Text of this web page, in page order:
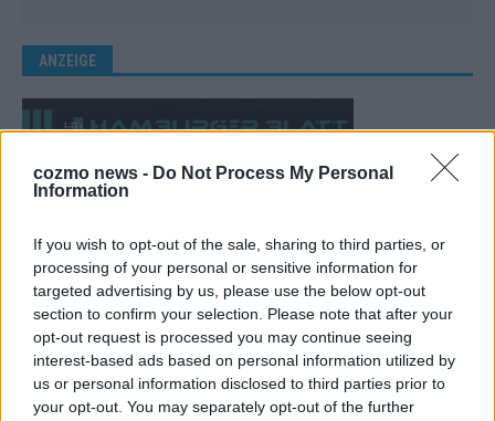
cozmo news - Do Not Process My Personal
Information
If you wish to opt-out of the sale, sharing to third parties, or
processing of your personal or sensitive information for
targeted advertising by us, please use the below opt-out
section to confirm your selection. Please note that after your
opt-out request is processed you may continue seeing
interest-based ads based on personal information utilized by
us or personal information disclosed to third parties prior to
your opt-out. You may separately opt-out of the further
ANZEIGE